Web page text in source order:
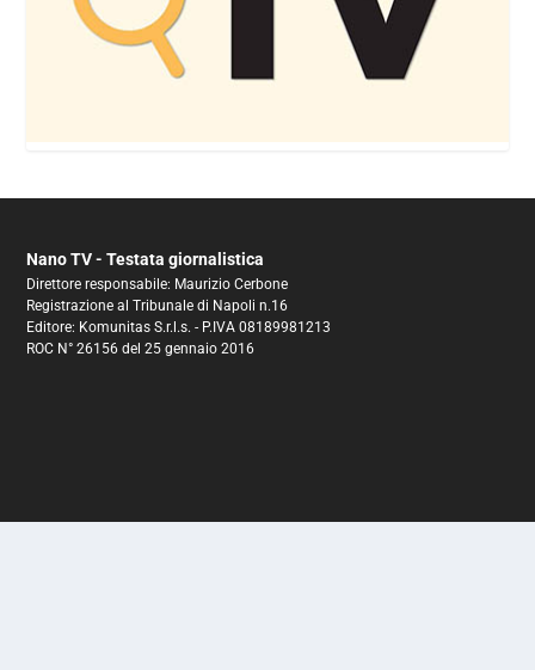
Nano TV - Testata giornalistica
Direttore responsabile: Maurizio Cerbone
Registrazione al Tribunale di Napoli n.16
Editore: Komunitas S.r.l.s. - P.IVA 08189981213
ROC N° 26156 del 25 gennaio 2016